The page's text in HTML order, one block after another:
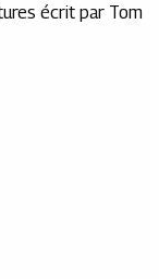
écrit par Tom